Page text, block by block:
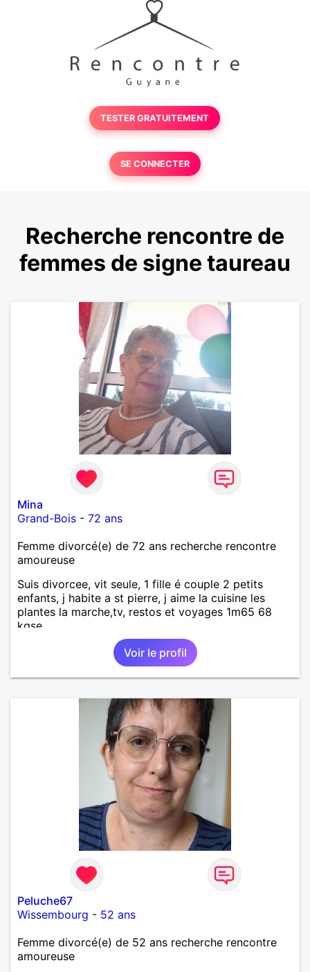
TESTER GRATUITEMENT
SE CONNECTER
Recherche rencontre de
femmes de signe taureau
Mina
Grand-Bois - 72 ans
Femme divorcé(e) de 72 ans recherche rencontre
amoureuse
Suis divorcee, vit seule, 1 fille é couple 2 petits
enfants, j habite a st pierre, j aime la cuisine les
plantes la marche,tv, restos et voyages 1m65 68
kgse
Voir le profil
Peluche67
Wissembourg - 52 ans
Femme divorcé(e) de 52 ans recherche rencontre
amoureuse